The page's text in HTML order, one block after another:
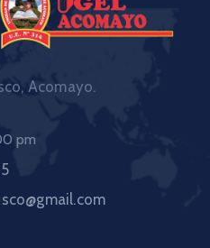
Acomayo.
pm